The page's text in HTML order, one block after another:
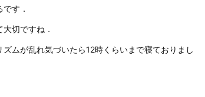
す．
切ですね．
ムが乱れ気づいたら12時くらいまで寝ておりまし